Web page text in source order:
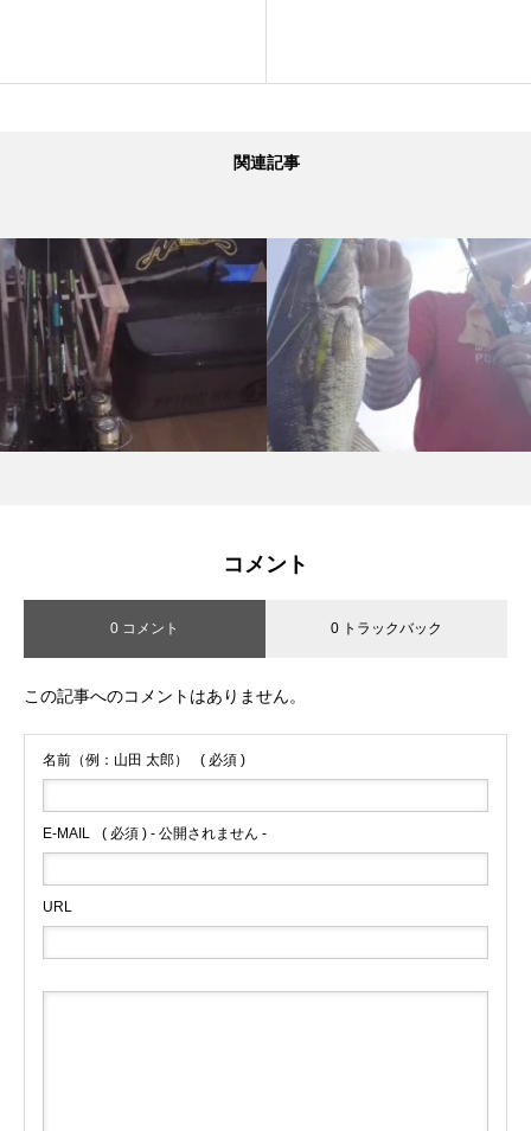
関連記事
コメント
0 コメント 0 トラックバック
この記事へのコメントはありません。
名前（例：山田 太郎） ( 必須 )
E-MAIL ( 必須 ) - 公開されません -
URL